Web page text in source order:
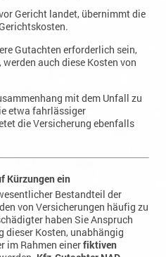
Gutachten erforderlich sein,
auch diese Kosten von
mit dem Unfall zu
etwa fahrlässiger
Bestandteil der
von Versicherungen häufig zu
haben Sie Anspruch
Kosten, unabhängig
im Rahmen einerfiktiven
Kfz-Gutachter NAD
Ihre Rechte durchzusetzen
vorzugehen.